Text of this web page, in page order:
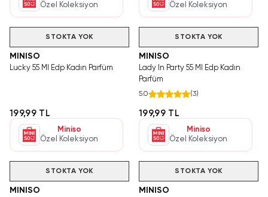
Özel Koleksiyon
Özel Koleksiyon
STOKTA YOK
MINISO
Lucky 55 Ml Edp Kadın Parfüm
199,99 TL
Miniso
Özel Koleksiyon
STOKTA YOK
MINISO
Lady In Party 55 Ml Edp Kadın
Parfüm
5.0 (3)
199,99 TL
Miniso
Özel Koleksiyon
STOKTA YOK
MINISO
STOKTA YOK
MINISO